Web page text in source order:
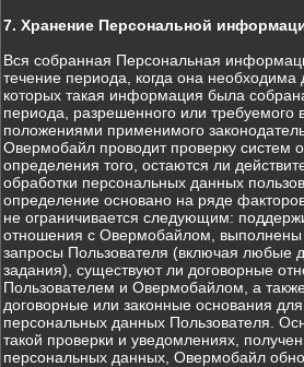
7. Хранение Персональной
Вся собранная Персональная
течение периода, когда она
которых такая информация была
периода, разрешенного или требуемого
положениями применимого
Овермобайл проводит проверку систем
определения того, остаются ли
обработки персональных данных
определение основано на ряде
не ограничивается следующим:
отношения с Овермобайлом,
запросы Пользователя (включая любые
задания), существуют ли договорные
Пользователем и Овермобайлом, а
договорные или законные основания
персональных данных Пользователя.
такой проверки и уведомлениях,
персональных данных, Овермобайл